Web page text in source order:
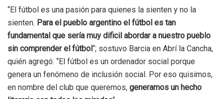
“El fútbol es una pasión para quienes la sienten y no la
sienten. Para el pueblo argentino el fútbol es tan
fundamental que sería muy dificil abordar a nuestro pueblo
sin comprender el fútbol “; sostuvo Barcia en Abrí la Cancha,
quién agregó: “El fútbol es un ordenador social porque
genera un fenómeno de inclusión social. Por eso quisimos,
en nombre del club que queremos, generamos un hecho